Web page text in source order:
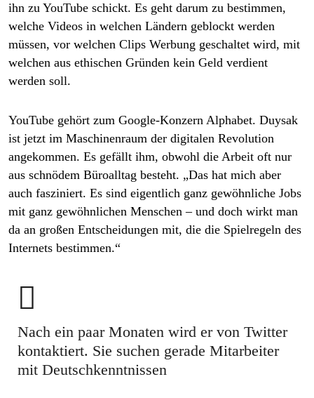
ihn zu YouTube schickt. Es geht darum zu bestimmen,
welche Videos in welchen Ländern geblockt werden
müssen, vor welchen Clips Werbung geschaltet wird, mit
welchen aus ethischen Gründen kein Geld verdient
werden soll.
YouTube gehört zum Google-Konzern Alphabet. Duysak
ist jetzt im Maschinenraum der digitalen Revolution
angekommen. Es gefällt ihm, obwohl die Arbeit oft nur
aus schnödem Büroalltag besteht. „Das hat mich aber
auch fasziniert. Es sind eigentlich ganz gewöhnliche Jobs
mit ganz gewöhnlichen Menschen – und doch wirkt man
da an großen Entscheidungen mit, die die Spielregeln des
Internets bestimmen.“

Nach ein paar Monaten wird er von Twitter
kontaktiert. Sie suchen gerade Mitarbeiter
mit Deutschkenntnissen